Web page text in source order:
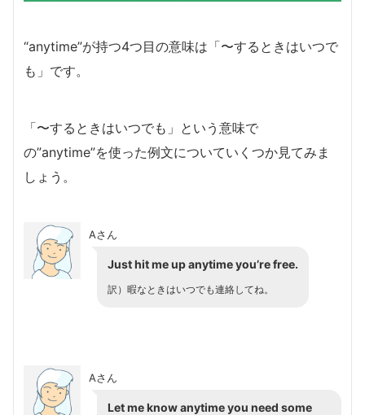
“anytime”が持つ4つ目の意味は「〜するときはいつで
も」です。
「〜するときはいつでも」という意味で
の”anytime”を使った例文についていくつか見てみま
しょう。
Aさん
Just hit me up anytime you’re free.
訳）暇なときはいつでも連絡してね。
Aさん
Let me know anytime you need some